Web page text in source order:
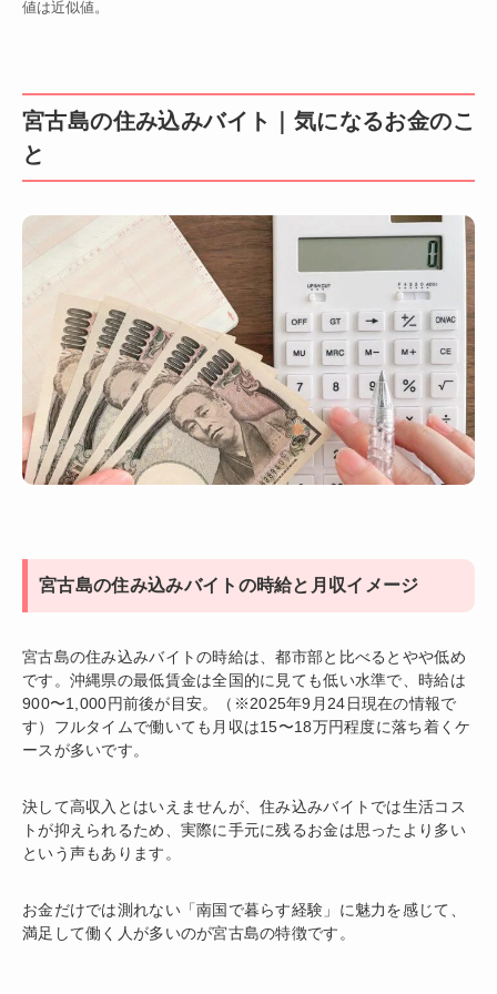
値は近似値。
宮古島の住み込みバイト｜気になるお金のこ
と
宮古島の住み込みバイトの時給と月収イメージ
宮古島の住み込みバイトの時給は、都市部と比べるとやや低め
です。沖縄県の最低賃金は全国的に見ても低い水準で、時給は
900〜1,000円前後が目安。（※2025年9月24日現在の情報で
す）フルタイムで働いても月収は15〜18万円程度に落ち着くケ
ースが多いです。
決して高収入とはいえませんが、住み込みバイトでは生活コス
トが抑えられるため、実際に手元に残るお金は思ったより多い
という声もあります。
お金だけでは測れない「南国で暮らす経験」に魅力を感じて、
満足して働く人が多いのが宮古島の特徴です。